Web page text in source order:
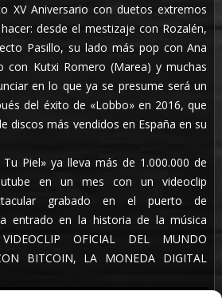
XV Aniversario con duetos extremos
desde el mestizaje con Rozalén,
Pasillo, su lado más pop con Ana
con Kutxi Romero (Marea) y muchas
en lo que ya se presume será un
del éxito de «Lobbo» en 2016, que
discos más vendidos en España en su
Piel» ya lleva más de 1.000.000 de
en un mes con un videoclip
grabado en el puerto de
entrado en la historia de la música
OFICIAL DEL MUNDO
BITCOIN, LA MONEDA DIGITAL